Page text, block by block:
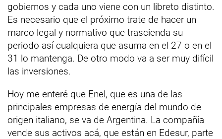
gobiernos y cada uno viene con un libreto distinto.
Es necesario que el próximo trate de hacer un
marco legal y normativo que trascienda su
periodo así cualquiera que asuma en el 27 o en el
31 lo mantenga. De otro modo va a ser muy difícil
las inversiones.
Hoy me enteré que Enel, que es una de las
principales empresas de energía del mundo de
origen italiano, se va de Argentina. La compañía
vende sus activos acá, que están en Edesur, parte